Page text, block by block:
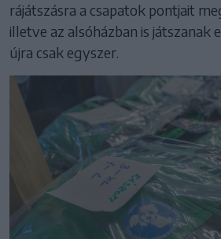
rájátszásra a csapatok pontjait
illetve az alsóházban is játszanak
újra csak egyszer.